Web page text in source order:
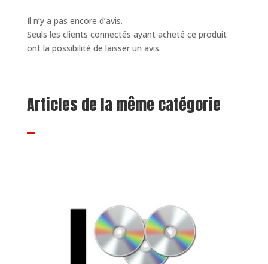
Il n’y a pas encore d’avis.
Seuls les clients connectés ayant acheté ce produit
ont la possibilité de laisser un avis.
Articles de la même catégorie